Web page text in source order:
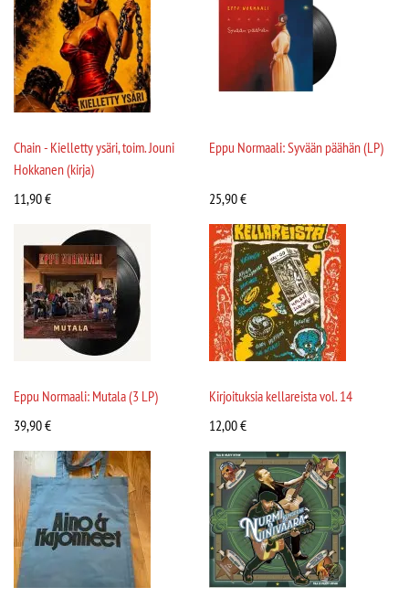
Chain - Kielletty ysäri, toim. Jouni
Hokkanen (kirja)
11,90€
Eppu Normaali: Syvään päähän (LP)
25,90€
Eppu Normaali: Mutala (3 LP)
39,90€
Kirjoituksia kellareista vol. 14
12,00€